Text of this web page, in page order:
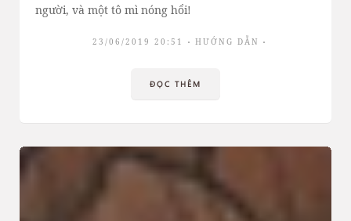
người, và một tô mì nóng hổi!
23/06/2019 20:51 HƯỚNG DẪN
ĐỌC THÊM